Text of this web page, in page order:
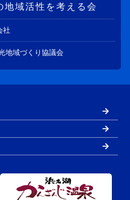
地域活性を考える会
社
地域づくり協議会